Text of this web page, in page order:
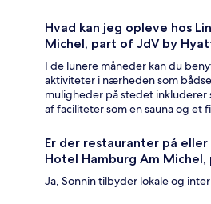
Hvad kan jeg opleve hos
Michel, part of JdV by
I de lunere måneder kan du
aktiviteter i nærheden som
muligheder på stedet
af faciliteter som en sauna og et
Er der restauranter på
Hotel Hamburg Am
Ja, Sonnin tilbyder lokale og